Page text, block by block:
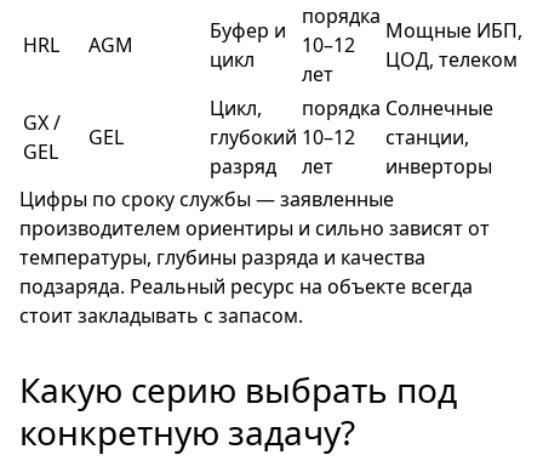
HRL AGM
Буфер и
цикл
порядка
10–12
лет
Мощные ИБП,
ЦОД, телеком
GX /
GEL
GEL
Цикл,
глубокий
разряд
порядка
10–12
лет
Солнечные
станции,
инверторы
Цифры по сроку службы — заявленные
производителем ориентиры и сильно зависят от
температуры, глубины разряда и качества
подзаряда. Реальный ресурс на объекте всегда
стоит закладывать с запасом.
Какую серию выбрать под
конкретную задачу?